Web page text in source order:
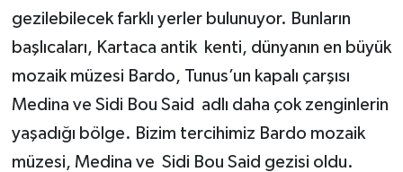
gezilebilecek farklı yerler bulunuyor. Bunların
başlıcaları, Kartaca antik kenti, dünyanın en büyük
mozaik müzesi Bardo, Tunus’un kapalı çarşısı
Medina ve Sidi Bou Said adlı daha çok zenginlerin
yaşadığı bölge. Bizim tercihimiz Bardo mozaik
müzesi, Medina ve Sidi Bou Said gezisi oldu.